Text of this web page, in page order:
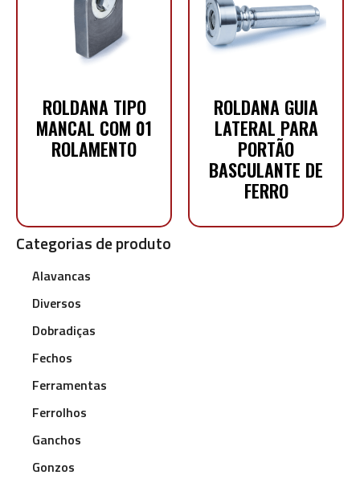
Categorias de produto
Alavancas
Diversos
Dobradiças
Fechos
Ferramentas
Ferrolhos
Ganchos
Gonzos
ROLDANA TIPO
MANCAL COM 01
ROLAMENTO
ROLDANA GUIA
LATERAL PARA
PORTÃO
BASCULANTE DE
FERRO